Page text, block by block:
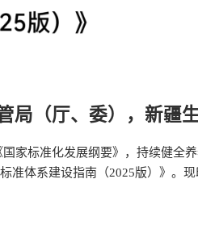
（厅、委），新疆
家标准化发展纲要》，持续健全
体系建设指南（2025版）》。